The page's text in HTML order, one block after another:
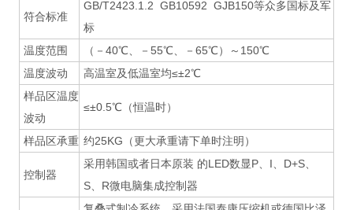
符合标准
GB/T2423.1.2 GB10592 GJB150等众多国标及军
标
温度范围
（－40℃、－55℃、－65℃）～150℃
温度波动
高温室及低温室均≤±2℃
样品区温度
波动
≤±0.5℃（恒温时）
样品区承重 约25KG（更大承重请下单时注明）
控制器
采用韩国或者日本原装 的LED数显P、I、D+S、
S、R微电脑集成控制器